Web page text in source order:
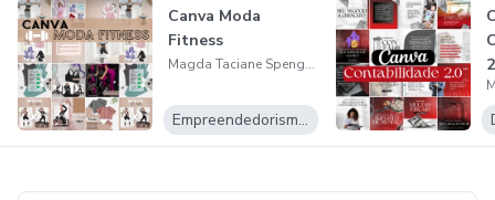
Canva Moda
Fitness
Magda Taciane Spengler
Empreendedorismo Digital